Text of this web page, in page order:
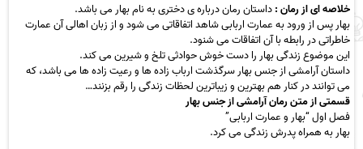
خلاصه ای از رمان :داستان رمان درباره ی دختری به نام بهار می باشد.
بهار پس از ورود به عمارت اربابی شاهد اتفاقاتی می شود و از زبان اهالی آن عمارت
خاطراتی در رابطه با آن اتفاقات می شنود.
این موضوع زندگی بهار را دست خوش حوادثی تلخ و شیرین می کند.
داستان آرامشی از جنس بهار سرگذشت ارباب زاده ها و رعیت زاده ها می باشد، که
می توانند در کنار هم بهترین و زیباترین لحظات زندگی را رقم بزنند…
قسمتی از متن رمان آرامشی از جنس بهار
فصل اول “بهار و عمارت اربابی”
بهار به همراه پدرش زندگی می کرد.